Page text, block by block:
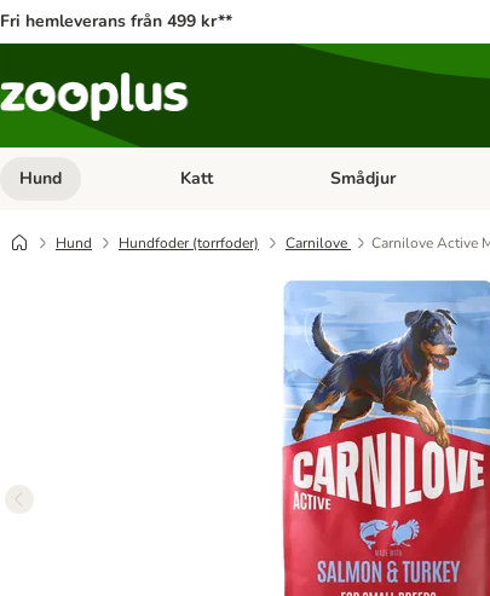
Fri hemleverans från 499 kr**
Hund Open category menu: Hund
Katt Open category menu:
Smådjur
Hund Hundfoder (torrfoder) Carnilove Carnilove Active